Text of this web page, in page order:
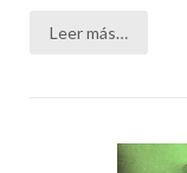
Leer más…